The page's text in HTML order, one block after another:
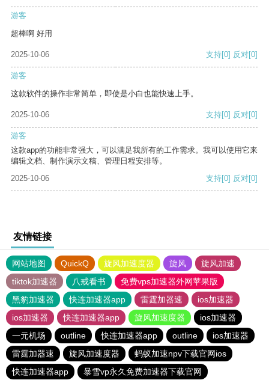
游客
超棒啊 好用
2025-10-06 支持[0] 反对[0]
游客
这款软件的操作非常简单，即使是小白也能快速上手。
2025-10-06 支持[0] 反对[0]
游客
这款app的功能非常强大，可以满足我所有的工作需求。我可以使用它来
编辑文档、制作演示文稿、管理日程安排等。
2025-10-06
支持[0] 反对[0]
友情链接
网站地图 QuickQ 旋风加速度器 旋风
旋风加速
tiktok加速器
八戒看书
免费vps加速器外网苹果版
黑豹加速器
快连加速器app 雷霆加器速
ios加速器
ios加速器
快连加速器app 旋风加速度器
ios加速器
一元机场
outline 快连加速器app outline
ios加速器
雷霆加器速
旋风加速度器
蚂蚁加速npv下载官网ios
快连加速器app
暴雪vp永久免费加速器下载官网